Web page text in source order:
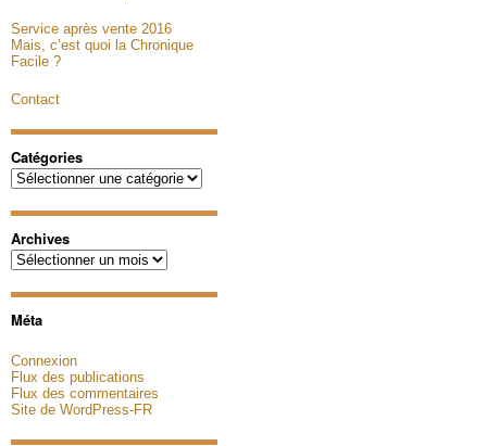
Service après vente 2016
Mais, c’est quoi la Chronique
Facile ?
Contact
Catégories
Catégories
Archives
Archives
Méta
Connexion
Flux des publications
Flux des commentaires
Site de WordPress-FR